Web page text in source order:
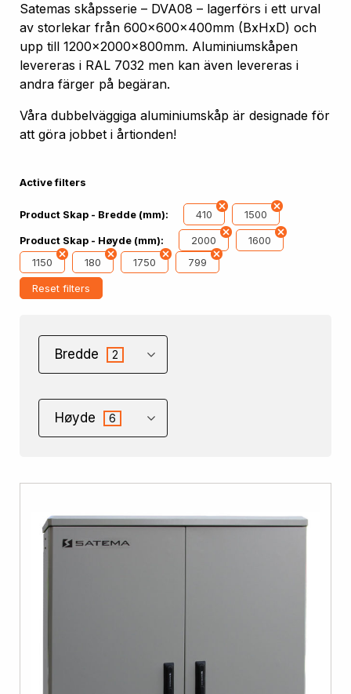
Satemas skåpsserie – DVA08 – lagerförs i ett urval
av storlekar från 600x600x400mm (BxHxD) och
upp till 1200x2000x800mm. Aluminiumskåpen
levereras i RAL 7032 men kan även levereras i
andra färger på begäran.
Våra dubbelväggiga aluminiumskåp är designade för
att göra jobbet i årtionden!
Active filters
Product Skap - Bredde (mm): 410 1500
Product Skap - Høyde (mm): 2000
1600
1150
180 1750 799
Reset filters
Bredde 2
Høyde 6